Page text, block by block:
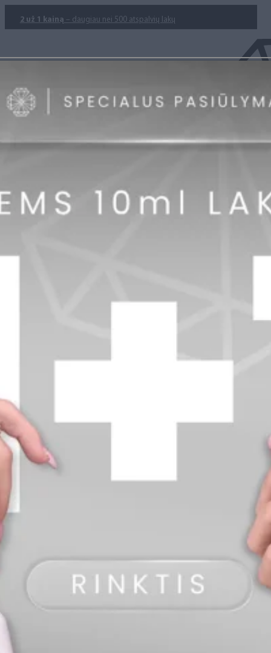
2 už 1 kainą – daugiau nei 500 atspalvių lakų
info@diamondline.lt
Prisijungti
Rewards“